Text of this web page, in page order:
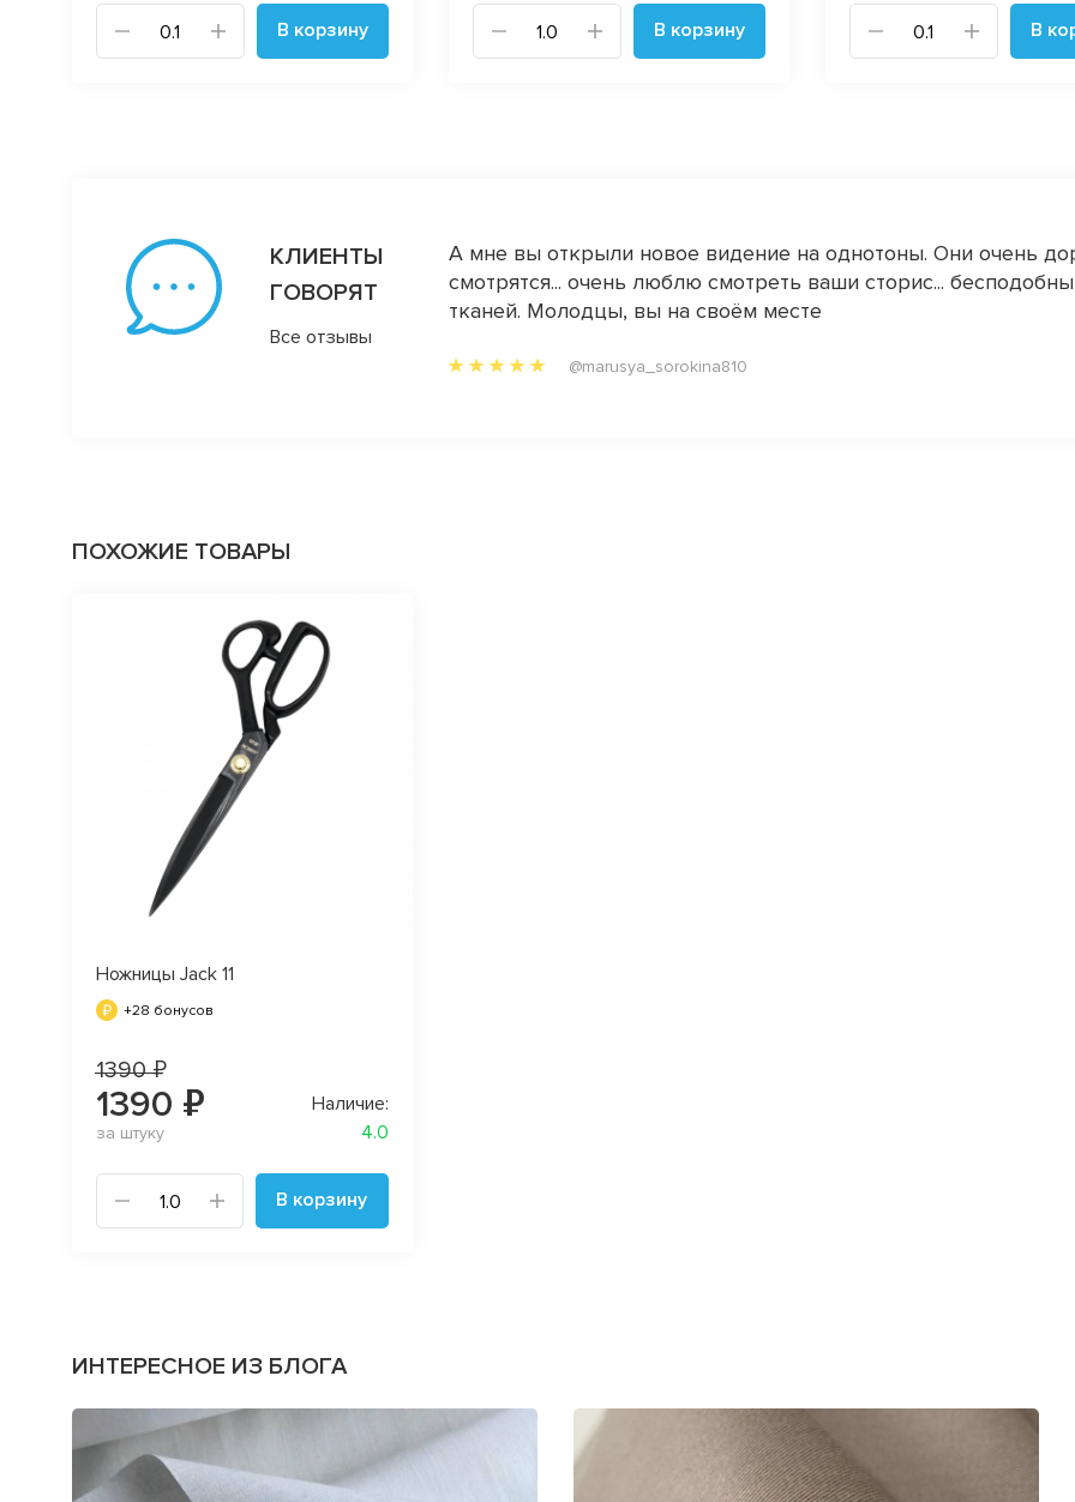
В корзину В корзину В
КЛИЕНТЫ
ГОВОРЯТ
Все отзывы
супер качеством ткани!
всегда много образцов с заказом,
пищу постоянно от радости трогая ее и
я трогала, и так каждый раз))
А мне вы открыли новое видение на однотоны. Они очень
смотрятся... очень люблю смотреть ваши сторис...
тканей. Молодцы, вы на своём месте
@marusya_sorokina810
ПОХОЖИЕ ТОВАРЫ
Ножницы Jack 11
+28 бонусов
1390 ₽
1390 ₽
за штуку
Наличие:
4.0
В корзину
ИНТЕРЕСНОЕ ИЗ БЛОГА